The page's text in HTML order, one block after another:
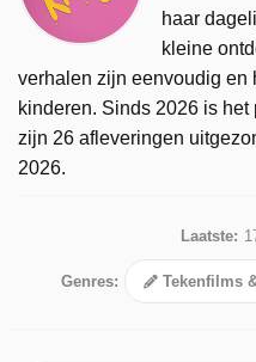
haar
kleine
verhalen zijn eenvoudig en
kinderen. Sinds 2026 is
zijn 26 afleveringen
2026.
Laatste:
Genres: Tekenfilms